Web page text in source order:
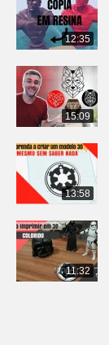
12:35
15:09
13:58
11:32